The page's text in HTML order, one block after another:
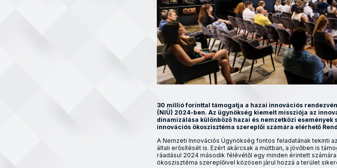
30 millió forinttal támogatja a hazai innovációs
(NIÜ) 2024-ben. Az ügynökség kiemelt missziója az
dinamizálása különböző hazai és nemzetközi
innovációs ökoszisztéma szereplői számára elérhető
A Nemzeti Innovációs Ügynökség fontos feladatának tekinti
általi erősítését is. Ezért akárcsak a múltban, a jövőben is
ráadásul 2024 második félévétől egy minden érintett
ökoszisztéma szereplőivel közösen járul hozzá a terület